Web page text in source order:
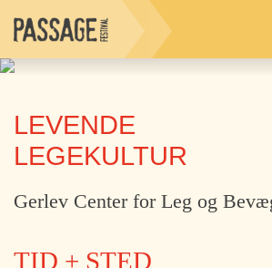
LEVENDE
LEGEKULTUR
Gerlev Center for Leg og
TID + STED